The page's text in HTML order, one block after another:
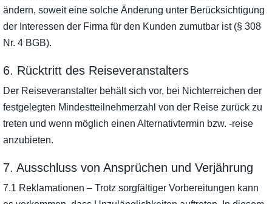
ändern, soweit eine solche Änderung unter Berücksichtigung
der Interessen der Firma für den Kunden zumutbar ist (§ 308
Nr. 4 BGB).
6. Rücktritt des Reiseveranstalters
Der Reiseveranstalter behält sich vor, bei Nichterreichen der
festgelegten Mindestteilnehmerzahl von der Reise zurück zu
treten und wenn möglich einen Alternativtermin bzw. -reise
anzubieten.
7. Ausschluss von Ansprüchen und Verjährung
7.1 Reklamationen – Trotz sorgfältiger Vorbereitungen kann